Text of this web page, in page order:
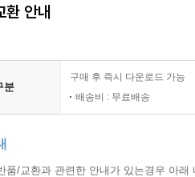
안내
분
구매 후 즉시 다운로드 가능
배송비 : 무료배송
품/교환과 관련한 안내가 있는경우 아